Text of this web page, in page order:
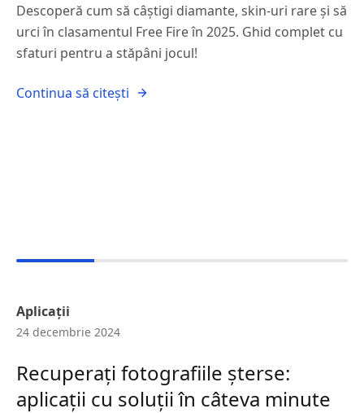
Descoperă cum să câștigi diamante, skin-uri rare și să
urci în clasamentul Free Fire în 2025. Ghid complet cu
sfaturi pentru a stăpâni jocul!
Continua să citești
Aplicații
24 decembrie 2024
Recuperați fotografiile șterse:
aplicații cu soluții în câteva minute